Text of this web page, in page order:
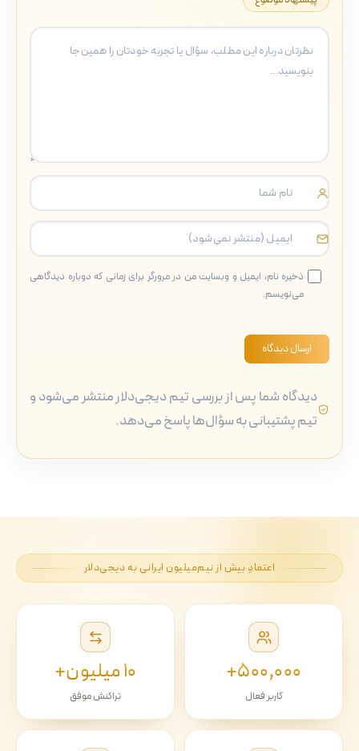
ذخیره نام، ایمیل و وبسایت من در مرورگر برای زمانی که دوباره دیدگاهی
می‌نویسم.
ارسال دیدگاه
دیدگاه شما پس از بررسی تیم دیجی‌دلار منتشر می‌شود و
تیم پشتیبانی به سؤال‌ها پاسخ می‌دهد.
اعتمادِ بیش از نیم‌میلیون ایرانی به دیجی‌دلار
۵۰۰٬۰۰۰+
کاربر فعال
۱۰ میلیون+
تراکنش موفق